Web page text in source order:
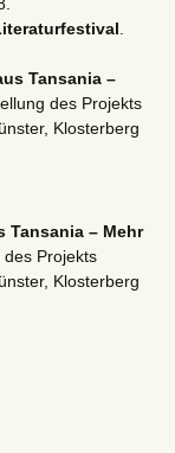
Tansania –
des Projekts
Klosterberg
Tansania – Mehr
Projekts
Klosterberg